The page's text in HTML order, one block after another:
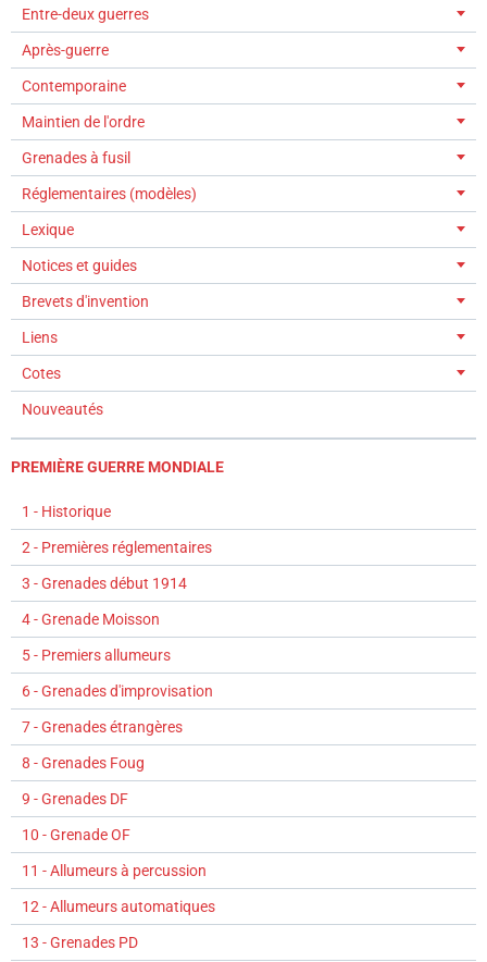
Entre-deux guerres
Après-guerre
Contemporaine
Maintien de l'ordre
Grenades à fusil
Réglementaires (modèles)
Lexique
Notices et guides
Brevets d'invention
Liens
Cotes
Nouveautés
PREMIÈRE GUERRE MONDIALE
1 - Historique
2 - Premières réglementaires
3 - Grenades début 1914
4 - Grenade Moisson
5 - Premiers allumeurs
6 - Grenades d'improvisation
7 - Grenades étrangères
8 - Grenades Foug
9 - Grenades DF
10 - Grenade OF
11 - Allumeurs à percussion
12 - Allumeurs automatiques
13 - Grenades PD